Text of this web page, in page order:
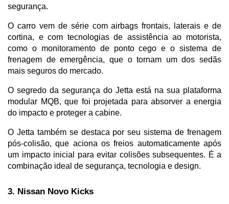
segurança.
O carro vem de série com airbags frontais, laterais e de
cortina, e com tecnologias de assistência ao motorista,
como o monitoramento de ponto cego e o sistema de
frenagem de emergência, que o tornam um dos sedãs
mais seguros do mercado.
O segredo da segurança do Jetta está na sua plataforma
modular MQB, que foi projetada para absorver a energia
do impacto e proteger a cabine.
O Jetta também se destaca por seu sistema de frenagem
pós-colisão, que aciona os freios automaticamente após
um impacto inicial para evitar colisões subsequentes. É a
combinação ideal de segurança, tecnologia e design.
3. Nissan Novo Kicks